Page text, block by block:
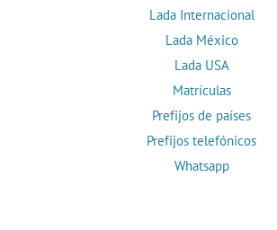
Lada Internacional
Lada México
Lada USA
Matrículas
Prefijos de países
Prefijos telefónicos
Whatsapp